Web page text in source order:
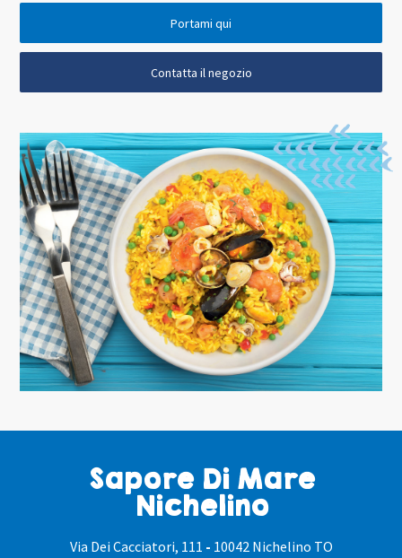
Sapore Di Mare
Nichelino
Via Dei Cacciatori, 111 - 10042 Nichelino TO
Portami qui
Contatta il negozio